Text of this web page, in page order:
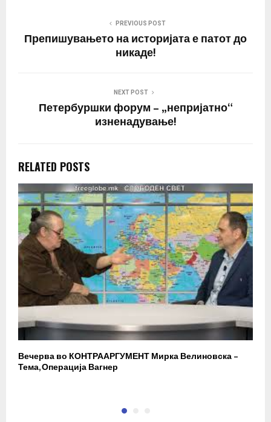
PREVIOUS POST
Препишувањето на историјата е патот до
никаде!
NEXT POST
Петербуршки форум – „непријатно“
изненадување!
RELATED POSTS
Вечерва во КОНТРААРГУМЕНТ Мирка Велиновска –
Тема, Операција Вагнер